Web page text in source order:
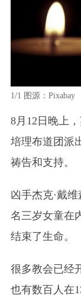
1/1 图源：Pixabay
8月12日晚上
培理布道团派
祷告和支持。
凶手杰克·戴维
名三岁女童在
结束了生命。
很多教会已经
也有数百人在